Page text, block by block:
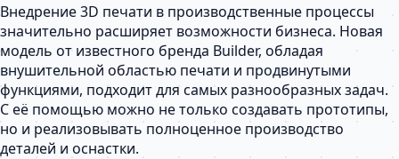
Внедрение 3D печати в производственные процессы
значительно расширяет возможности бизнеса. Новая
модель от известного бренда Builder, обладая
внушительной областью печати и продвинутыми
функциями, подходит для самых разнообразных задач.
С её помощью можно не только создавать прототипы,
но и реализовывать полноценное производство
деталей и оснастки.